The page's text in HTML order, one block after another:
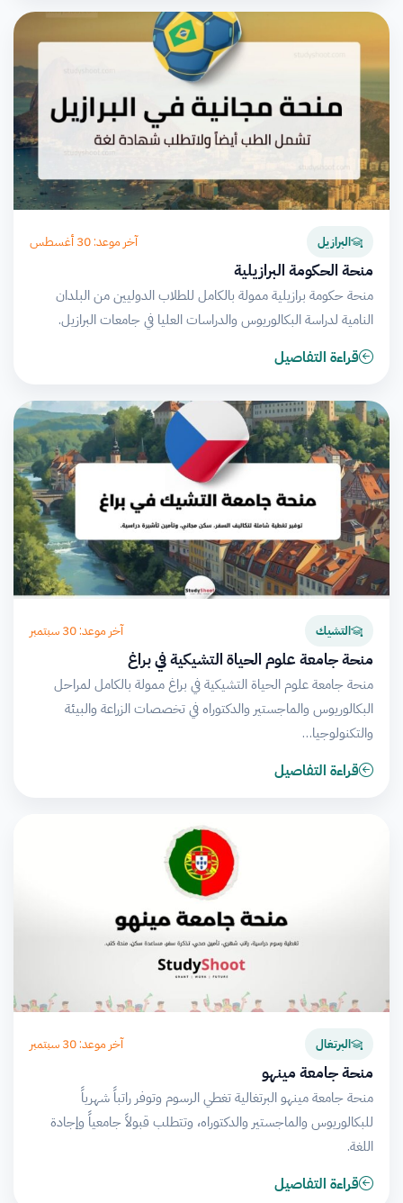
البرازيل آخر موعد: 30 أغسطس
منحة الحكومة البرازيلية
منحة حكومة برازيلية ممولة بالكامل للطلاب الدوليين من البلدان
النامية لدراسة البكالوريوس والدراسات العليا في جامعات البرازيل.
قراءة التفاصيل
التشيك آخر موعد: 30 سبتمبر
منحة جامعة علوم الحياة التشيكية في براغ
منحة جامعة علوم الحياة التشيكية في براغ ممولة بالكامل لمراحل
البكالوريوس والماجستير والدكتوراه في تخصصات الزراعة والبيئة
والتكنولوجيا…
قراءة التفاصيل
البرتغال آخر موعد: 30 سبتمبر
منحة جامعة مينهو
منحة جامعة مينهو البرتغالية تغطي الرسوم وتوفر راتباً شهرياً
للبكالوريوس والماجستير والدكتوراه، وتتطلب قبولاً جامعياً وإجادة
اللغة.
قراءة التفاصيل